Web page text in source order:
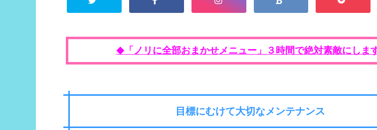
◆「ノリに全部おまかせメニュー」３時間で絶対素敵にしま
目標にむけて大切なメンテナンス